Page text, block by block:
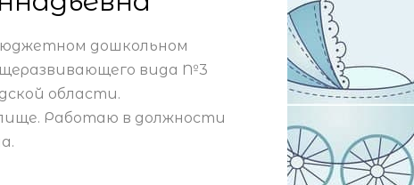
дошкольном
вида №3
области.
Работаю в должности